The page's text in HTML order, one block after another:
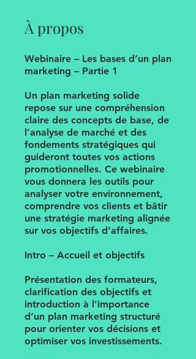
À propos
Webinaire – Les bases d’un plan
marketing – Partie 1
Un plan marketing solide
repose sur une compréhension
claire des concepts de base, de
l’analyse de marché et des
fondements stratégiques qui
guideront toutes vos actions
promotionnelles. Ce webinaire
vous donnera les outils pour
analyser votre environnement,
comprendre vos clients et bâtir
une stratégie marketing alignée
sur vos objectifs d’affaires.
Intro – Accueil et objectifs
Présentation des formateurs,
clarification des objectifs et
introduction à l’importance
d’un plan marketing structuré
pour orienter vos décisions et
optimiser vos investissements.